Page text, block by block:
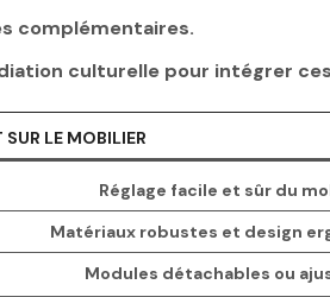
complémentaires.
culturelle pour intégrer
SUR LE MOBILIER
Réglage facile et sûr du
Matériaux robustes et design
Modules détachables ou